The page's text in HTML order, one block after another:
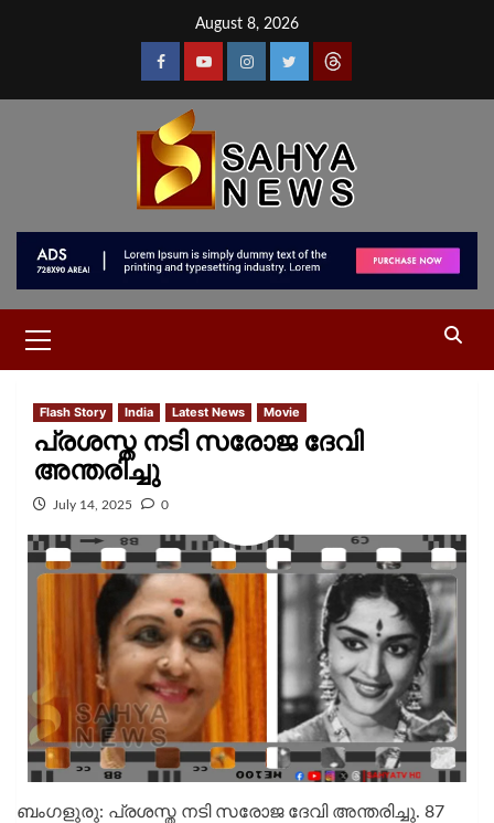
August 8, 2026
Flash Story India Latest News Movie
പ്രശസ്ത നടി സരോജ ദേവി
അന്തരിച്ചു
July 14, 2025 0
ബംഗളുരു: പ്രശസ്ത നടി സരോജ ദേവി അന്തരിച്ചു. 87